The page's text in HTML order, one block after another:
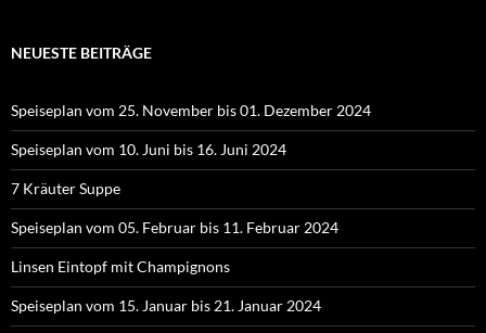
NEUESTE BEITRÄGE
Speiseplan vom 25. November bis 01. Dezember 2024
Speiseplan vom 10. Juni bis 16. Juni 2024
7 Kräuter Suppe
Speiseplan vom 05. Februar bis 11. Februar 2024
Linsen Eintopf mit Champignons
Speiseplan vom 15. Januar bis 21. Januar 2024